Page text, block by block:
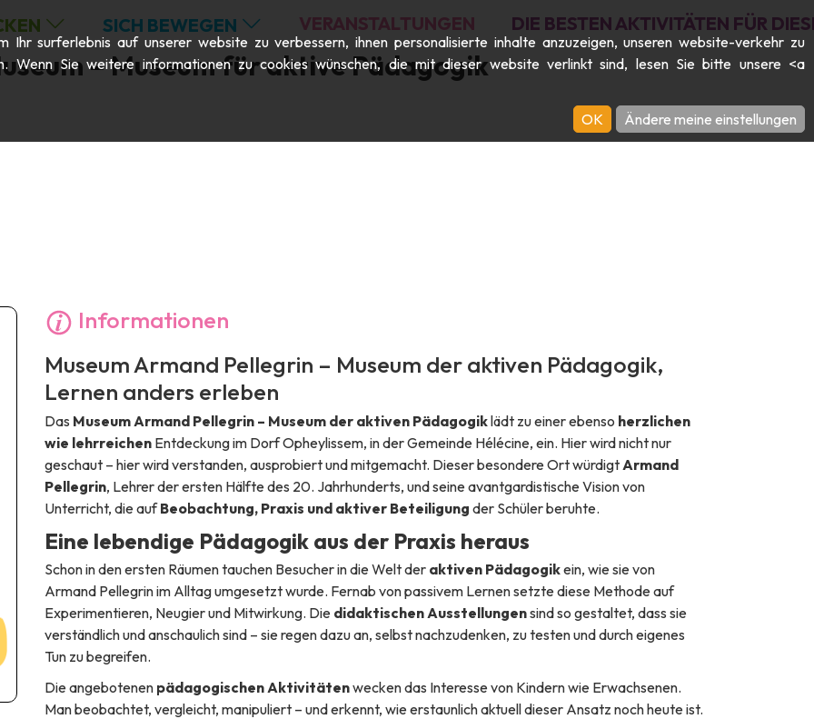
SICH BEWEGEN VERANSTALTUNGEN DIE BESTEN AKTIVITÄTEN FÜR
– Museum für aktive Pädagogik
Informationen
Museum Armand Pellegrin – Museum der aktiven Pädagogik,
Lernen anders erleben
Das Museum Armand Pellegrin – Museum der aktiven Pädagogiklädt zu einer ebenso herzlichen
wie lehrreichenEntdeckung im Dorf Opheylissem, in der Gemeinde Hélécine, ein. Hier wird nicht nur
geschaut – hier wird verstanden, ausprobiert und mitgemacht. Dieser besondere Ort würdigt Armand
Pellegrin, Lehrer der ersten Hälfte des 20. Jahrhunderts, und seine avantgardistische Vision von
Unterricht, die aufBeobachtung, Praxis und aktiver Beteiligung der Schüler beruhte.
Eine lebendige Pädagogik aus der Praxis heraus
Schon in den ersten Räumen tauchen Besucher in die Welt der aktiven Pädagogikein, wie sie von
Armand Pellegrin im Alltag umgesetzt wurde. Fernab von passivem Lernen setzte diese Methode auf
Experimentieren, Neugier und Mitwirkung. Die didaktischen Ausstellungensind so gestaltet, dass sie
verständlich und anschaulich sind – sie regen dazu an, selbst nachzudenken, zu testen und durch eigenes
Tun zu begreifen.
Die angebotenen pädagogischen Aktivitätenwecken das Interesse von Kindern wie Erwachsenen.
Man beobachtet, vergleicht, manipuliert – und erkennt, wie erstaunlich aktuell dieser Ansatz noch heute ist.
surferlebnis auf unserer website zu verbessern, ihnen personalisierte inhalte anzuzeigen, unseren website-verkehr zu
Wenn Sie weitere informationen zu cookies wünschen, die mit dieser website verlinkt sind, lesen Sie bitte unsere <a
OK
Ändere meine einstellungen